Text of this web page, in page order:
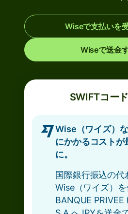
Wiseで支払いを
Wiseで送金
SWIFTコー
Wise（ワイズ）
にかかるコストが
に。
国際銀行振込の代
Wise（ワイズ）
BANQUE PRIVEE